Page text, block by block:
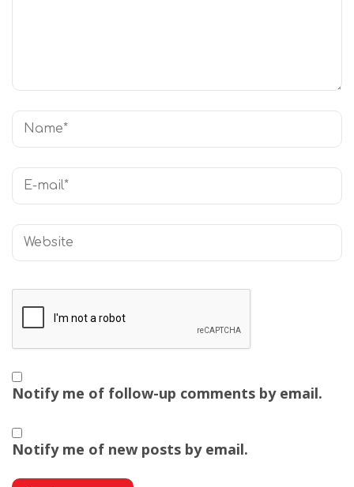
Notify me of follow-up comments by email.
Notify me of new posts by email.